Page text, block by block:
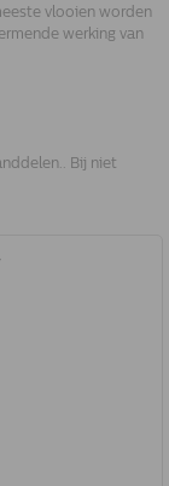
vlooien worden
werking van
Bij niet